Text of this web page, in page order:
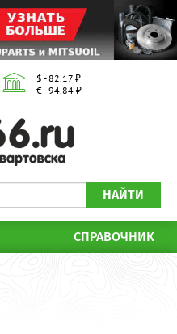
$ - 82.17 ₽
€ - 94.84 ₽
НАЙТИ
СПРАВОЧНИК